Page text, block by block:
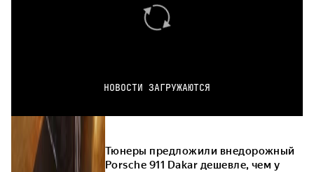
НОВОСТИ ЗАГРУЖАЮТСЯ
Тюнеры предложили внедорожный
Porsche 911 Dakar дешевле, чем у